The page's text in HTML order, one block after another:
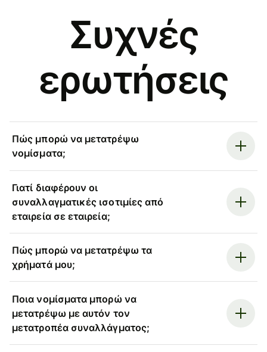
Συχνές
ερωτήσεις
Πώς μπορώ να μετατρέψω
νομίσματα;
Γιατί διαφέρουν οι
συναλλαγματικές ισοτιμίες από
εταιρεία σε εταιρεία;
Πώς μπορώ να μετατρέψω τα
χρήματά μου;
Ποια νομίσματα μπορώ να
μετατρέψω με αυτόν τον
μετατροπέα συναλλάγματος;